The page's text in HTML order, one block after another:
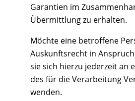
Garantien im
Übermittlung zu erhalten.
Möchte eine betroffene
Auskunftsrecht in
sie sich hierzu jederzeit an
des für die Verarbeitung
wenden.